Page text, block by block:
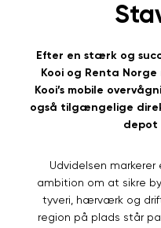
Efter en stærk og
Kooi og Renta
Kooi’s mobile
også tilgængelige
depot
Udvidelsen
ambition om at sikre
tyveri, hærværk og
region på plads står